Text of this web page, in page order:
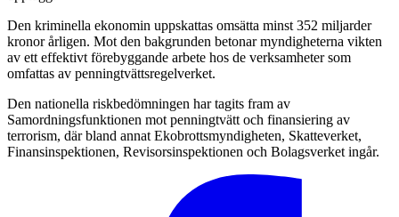
Den kriminella ekonomin uppskattas omsätta minst 352 miljarder
kronor årligen. Mot den bakgrunden betonar myndigheterna vikten
av ett effektivt förebyggande arbete hos de verksamheter som
omfattas av penningtvättsregelverket.
Den nationella riskbedömningen har tagits fram av
Samordningsfunktionen mot penningtvätt och finansiering av
terrorism, där bland annat Ekobrottsmyndigheten, Skatteverket,
Finansinspektionen, Revisorsinspektionen och Bolagsverket ingår.